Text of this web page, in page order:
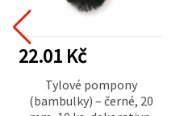
22.01 Kč
Tylové pompony
(bambulky) – černé, 20